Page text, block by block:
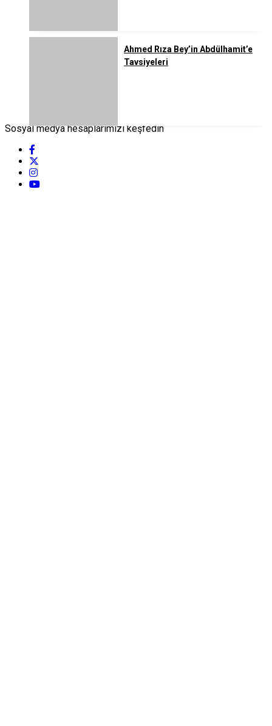
Ahmed Rıza Bey’in Abdülhamit’e
Tavsiyeleri
Sosyal medya hesaplarımızı keşfedin